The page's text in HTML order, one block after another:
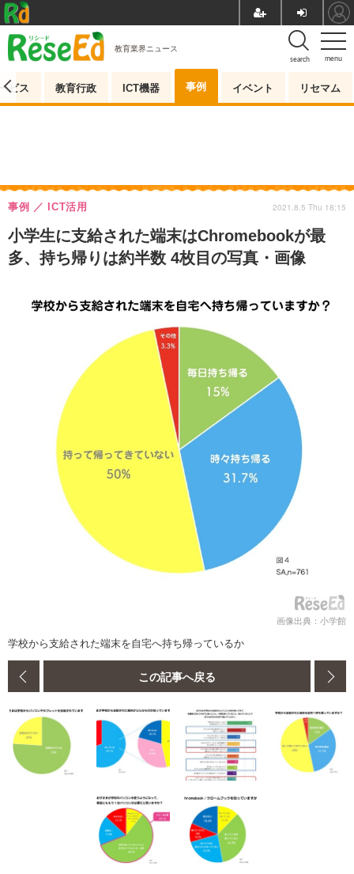
menu
search
教育業界ニュース
ビス 教育行政 ICT機器 事例 イベント リセマム
小学生に支給された端末はChromebookが最
多、持ち帰りは約半数 4枚目の写真・画像
事例 ICT活用 2021.8.5 Thu 18:15
画像出典：小学館
学校から支給された端末を自宅へ持ち帰っているか
この記事へ戻る